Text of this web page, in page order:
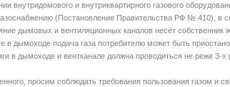
внутридомового и внутриквартирного газового
(Постановление Правительства РФ № 410), в
дымовых и вентиляционных каналов несёт
в дымоходе подача газа потребителю может быть
в дымоходе и вентканале должна проводиться не реже 3-х
просим соблюдать требования пользования газом и